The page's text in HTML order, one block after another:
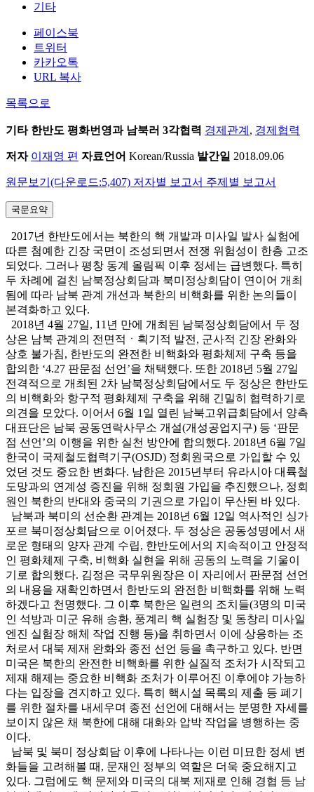
기타
페이스북
트위터
카카오톡
URL 복사
목록으로
기타한반도 평화번영과 남북러 3각협력 경제관계 , 경제협력
저자 이재영 편 자료언어 Korean/Russia 발간일 2018.09.06
원문보기(다운로드:5,407) 저자별 보고서 주제별 보고서
국문요약
2017년 한반도에서는 북한의 핵 개발과 미사일 발사 실험에
따른 첨예한 긴장 국면이 조성되면서 전쟁 위험성이 한층 고조
되었다. 그러나 평창 동계 올림픽 이후 정세는 급변했다. 특히
두 차례에 걸친 남북정상회담과 북미정상회담이 연이어 개최
됨에 따라 남북 관계 개선과 북한의 비핵화를 위한 논의들이
본격화하고 있다.
2018년 4월 27일, 11년 만에 개최된 남북정상회담에서 두 정
상은 남북 관계의 전면적ㆍ획기적 발전, 군사적 긴장 완화와
상호 불가침, 한반도의 완전한 비핵화와 평화체제 구축 등을
합의한 ‘4.27 판문점 선언’을 채택했다. 또한 2018년 5월 27일
전격적으로 개최된 2차 남북정상회담에서도 두 정상은 한반도
의 비핵화와 항구적 평화체제 구축을 위해 긴밀히 협력하기로
의견을 모았다. 이어서 6월 1일 열린 남북고위급회담에서 양측
대표단은 남북 공동연락사무소 개설(개성공업지구) 등 ‘판문
점 선언’의 이행을 위한 실천 방안에 합의했다. 2018년 6월 7일
한국이 국제철도협력기구(OSJD) 정회원국으로 가입할 수 있
었던 것도 중요한 변화다. 남한은 2015년부터 유라시아 대륙철
도망과의 연계성 증진을 위해 정회원 가입을 추진했으나, 정회
원인 북한의 반대와 중국의 기권으로 가입이 무산된 바 있다.
남북과 북미의 선순환 관계는 2018년 6월 12일 역사적인 싱가
포르 북미정상회담으로 이어졌다. 두 정상은 공동성명에서 새
로운 형태의 양자 관계 수립, 한반도에서의 지속적이고 안정적
인 평화체제 구축, 비핵화 실현을 위해 공동의 노력을 기울이
기로 합의했다. 김정은 국무위원장은 이 자리에서 판문점 선언
의 내용을 재확인하면서 한반도의 완전한 비핵화를 위해 노력
하겠다고 천명했다. 그 이후 북한은 일련의 조치들(3명의 미국
인 석방과 미군 유해 송환, 풍계리 핵 실험장 및 동창리 미사일
엔진 실험장 해체 작업 진행 등)을 취하면서 이에 상응하는 조
처로서 대북 제재 완화와 종전 선언 등을 촉구하고 있다. 반면
미국은 북한의 완전한 비핵화를 위한 실질적 조처가 시작되고
제재 해제는 중요한 비핵화 조처가 이루어진 이후에야 가능하
다는 입장을 견지하고 있다. 특히 핵시설 목록의 제출 등 폐기
를 위한 절차를 내세우며 종전 선언에 대해서는 분명한 자세를
보이지 않은 채 북한에 대해 대화와 압박 작업을 병행하는 중
이다.
남북 및 북미 정상회담 이후에 나타나는 이런 미묘한 정세 변
화들을 고려해볼 때, 문재인 정부의 역할은 더욱 중요해지고
있다. 그럼에도 핵 문제와 미국의 대북 제재로 인해 경협 등 남